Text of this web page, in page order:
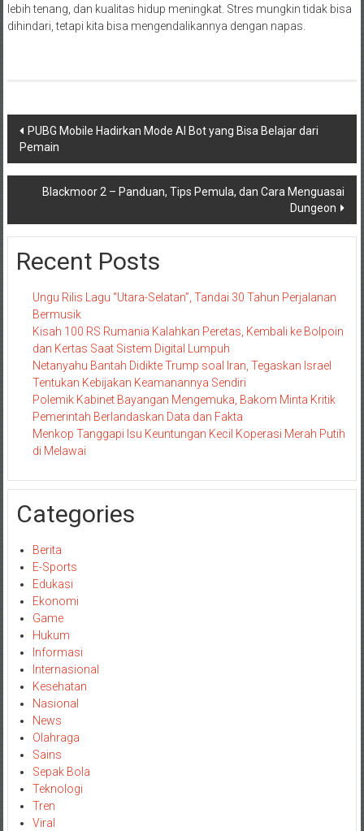
lebih tenang, dan kualitas hidup meningkat. Stres mungkin tidak bisa
dihindari, tetapi kita bisa mengendalikannya dengan napas.
Navigasi
pos
PUBG Mobile Hadirkan Mode AI Bot yang Bisa Belajar dari
Pemain
Blackmoor 2 – Panduan, Tips Pemula, dan Cara Menguasai
Dungeon
Recent Posts
Ungu Rilis Lagu “Utara-Selatan”, Tandai 30 Tahun Perjalanan
Bermusik
Kisah 100 RS Rumania Kalahkan Peretas, Kembali ke Bolpoin
dan Kertas Saat Sistem Digital Lumpuh
Netanyahu Bantah Didikte Trump soal Iran, Tegaskan Israel
Tentukan Kebijakan Keamanannya Sendiri
Polemik Kabinet Bayangan Mengemuka, Bakom Minta Kritik
Pemerintah Berlandaskan Data dan Fakta
Menkop Tanggapi Isu Keuntungan Kecil Koperasi Merah Putih
di Melawai
Categories
Berita
E-Sports
Edukasi
Ekonomi
Game
Hukum
Informasi
Internasional
Kesehatan
Nasional
News
Olahraga
Sains
Sepak Bola
Teknologi
Tren
Viral